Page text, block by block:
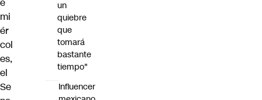
mi
ér
col
es,
el
Se
un
quiebre
que
tomará
bastante
tiempo"
Influencer